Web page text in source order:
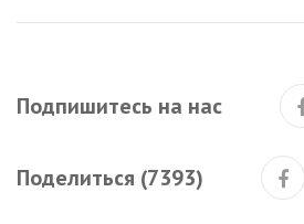
Подпишитесь на нас
Поделиться (7393)